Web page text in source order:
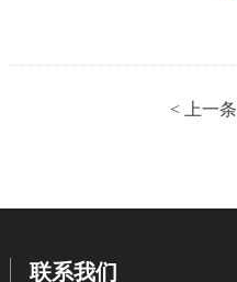
< 上一条
联系我们